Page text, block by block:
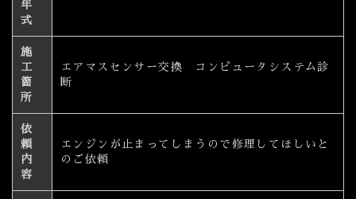
年
式
施
工
箇
所
エアマスセンサー交換 コンピュータシステム診
断
依
頼
内
容
エンジンが止まってしまうので修理してほしいと
のご依頼